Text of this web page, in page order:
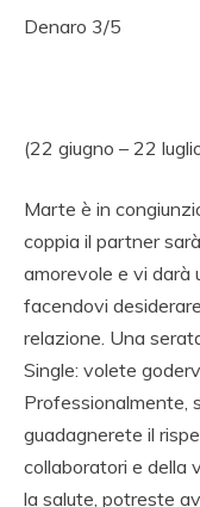
Denaro 3/5
(22 giugno – 22
Marte è in
coppia il partner
amorevole e vi darà
facendovi
relazione. Una
Single: volete
Professionalmente,
guadagnerete il
collaboratori e della
la salute, potreste